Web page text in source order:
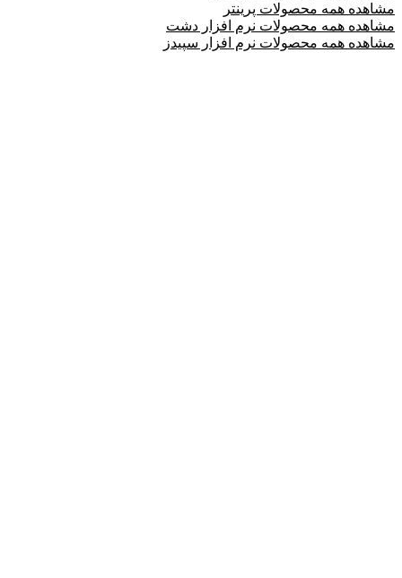
مشاهده همه محصولات پرینتر
مشاهده همه محصولات نرم افزار دشت
مشاهده همه محصولات نرم افزار سپیدز